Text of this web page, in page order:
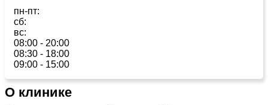
пн-пт:
сб:
вс:
08:00 - 20:00
08:30 - 18:00
09:00 - 15:00
О клинике